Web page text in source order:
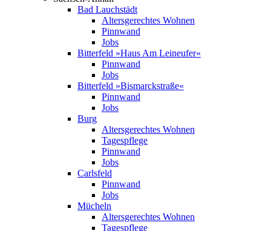
Bad Lauchstädt
Altersgerechtes Wohnen
Pinnwand
Jobs
Bitterfeld »Haus Am Leineufer«
Pinnwand
Jobs
Bitterfeld »Bismarck­straße«
Pinnwand
Jobs
Burg
Altersgerechtes Wohnen
Tagespflege
Pinnwand
Jobs
Carlsfeld
Pinnwand
Jobs
Mücheln
Altersgerechtes Wohnen
Tagespflege